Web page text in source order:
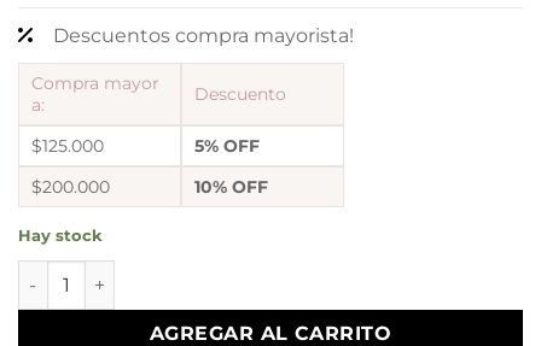
Descuentos compra mayorista!
Compra mayor
a:
Descuento
$125.000
5% OFF
$200.000
10% OFF
Hay stock
set x 12 pares aros mod 1 cantidad
AGREGAR AL CARRITO